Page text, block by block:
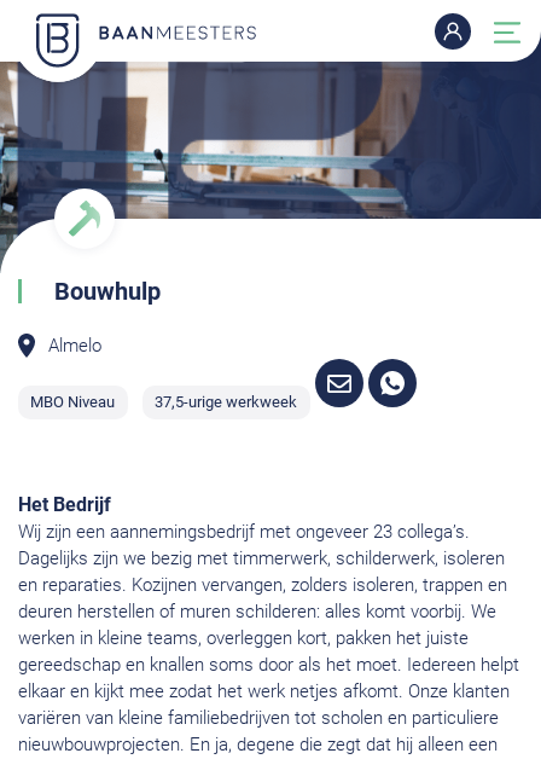
Bouwhulp
Almelo
MBO Niveau 37,5-urige werkweek
Het Bedrijf
Wij zijn een aannemingsbedrijf met ongeveer 23 collega’s.
Dagelijks zijn we bezig met timmerwerk, schilderwerk, isoleren
en reparaties. Kozijnen vervangen, zolders isoleren, trappen en
deuren herstellen of muren schilderen: alles komt voorbij. We
werken in kleine teams, overleggen kort, pakken het juiste
gereedschap en knallen soms door als het moet. Iedereen helpt
elkaar en kijkt mee zodat het werk netjes afkomt. Onze klanten
variëren van kleine familiebedrijven tot scholen en particuliere
nieuwbouwprojecten. En ja, degene die zegt dat hij alleen een